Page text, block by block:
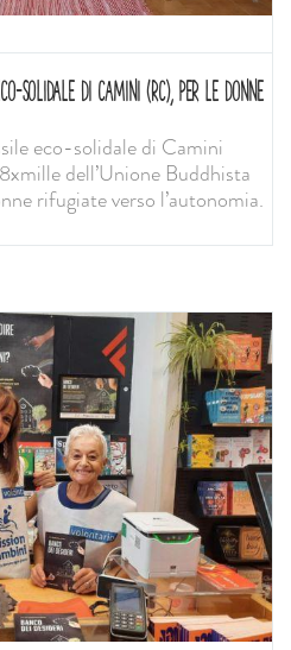
SOLIDALE DI CAMINI (RC), PER LE DONNE
eco-solidale di Camini
dell’Unione Buddhista
rifugiate verso l’autonomia.